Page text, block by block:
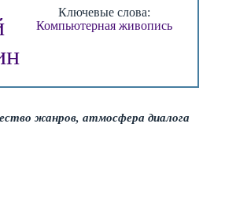
Ключевые слова:
Компьютерная живопись
жанров, атмосфера диалога